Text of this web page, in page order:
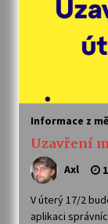
Informace z
Uzavření
Axl
V úterý 17/2
aplikaci